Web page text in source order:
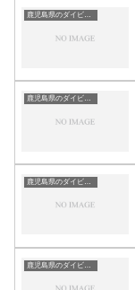
鹿児島県のダイビングスポット・ポイント一覧
鹿児島県のダイビングスポット・ポイント一覧
鹿児島県のダイビングスポット・ポイント一覧
鹿児島県のダイビングスポット・ポイント一覧